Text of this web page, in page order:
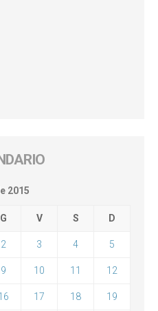
2015
G V S D
2 3 4 5
9 10 11 12
17 18 19